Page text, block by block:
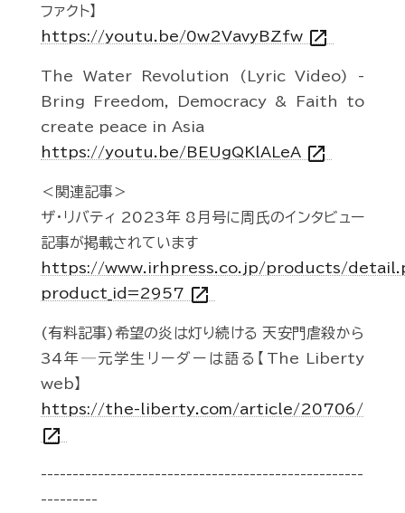
ファクト】
https://youtu.be/0w2VavyBZfw open_in_new
The Water Revolution (Lyric Video) -
Bring Freedom, Democracy & Faith to
create peace in Asia
https://youtu.be/BEUgQKlALeA open_in_new
＜関連記事＞
ザ・リバティ 2023年 8月号に周氏のインタビュー
記事が掲載されています
https://www.irhpress.co.jp/products/
product_id=2957 open_in_new
(有料記事)希望の炎は灯り続ける 天安門虐殺から
34年─元学生リーダーは語る【The Liberty
web】
https://the-liberty.com/article/20706/
open_in_new
---------------------------------------------------
---------